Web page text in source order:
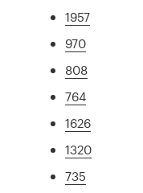
1957
970
808
764
1626
1320
735